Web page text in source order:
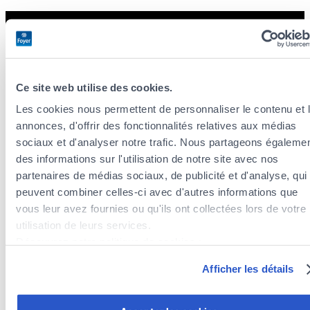
Ce site web utilise des cookies.
Les cookies nous permettent de personnaliser le contenu et
annonces, d'offrir des fonctionnalités relatives aux médias
sociaux et d'analyser notre trafic. Nous partageons
des informations sur l'utilisation de notre site avec nos
partenaires de médias sociaux, de publicité et d'analyse, qui
peuvent combiner celles-ci avec d'autres informations que
vous leur avez fournies ou qu'ils ont collectées lors de votre
utilisation de leurs services.
Afficher les détails